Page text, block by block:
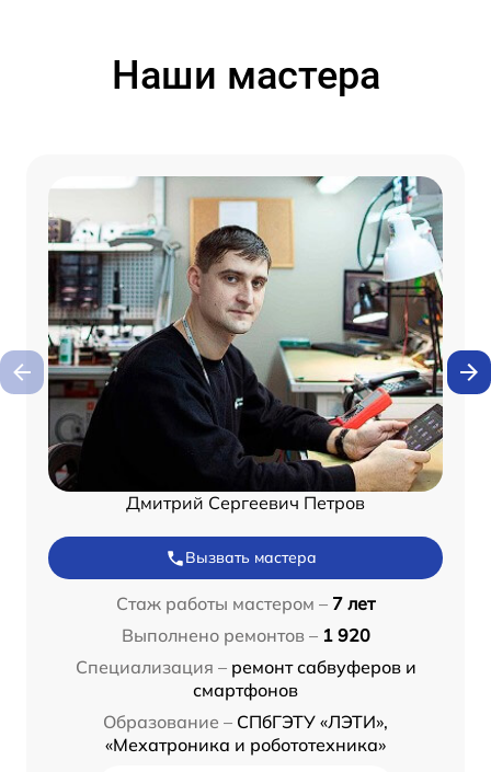
Наши мастера
Дмитрий Сергеевич Петров
Вызвать мастера
Стаж работы мастером – 7 лет
Выполнено ремонтов – 1 920
Специализация – ремонт сабвуферов и
смартфонов
Образование – СПбГЭТУ «ЛЭТИ»,
«Мехатроника и робототехника»